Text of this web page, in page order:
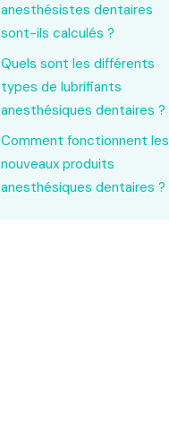
anesthésistes dentaires
sont-ils calculés ?
Quels sont les différents
types de lubrifiants
anesthésiques dentaires ?
Comment fonctionnent les
nouveaux produits
anesthésiques dentaires ?